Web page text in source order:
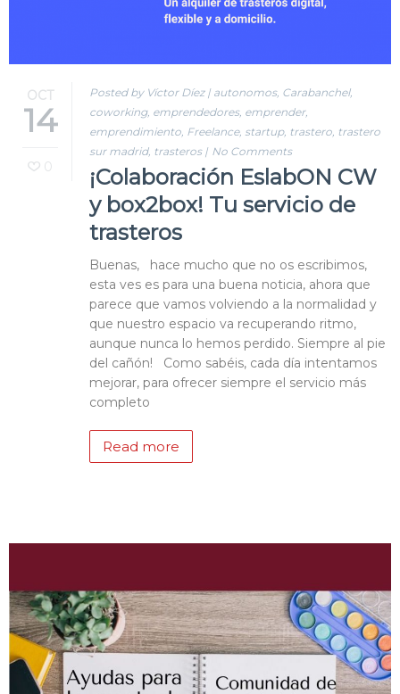
OCT
14
0
Posted by Víctor Díez| autonomos, Carabanchel,
coworking, emprendedores, emprender,
emprendimiento, Freelance, startup, trastero, trastero
sur madrid, trasteros| No Comments
¡Colaboración EslabON CW
y box2box! Tu servicio de
trasteros
Buenas, hace mucho que no os escribimos,
esta ves es para una buena noticia, ahora que
parece que vamos volviendo a la normalidad y
que nuestro espacio va recuperando ritmo,
aunque nunca lo hemos perdido. Siempre al pie
del cañón! Como sabéis, cada día intentamos
mejorar, para ofrecer siempre el servicio más
completo
Read more